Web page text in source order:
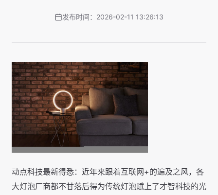
发布时间：2026-02-11 13:26:13
动点科技最新得悉：近年来跟着互联网+的遍及之风，各
大灯泡厂商都不甘落后得为传统灯泡赋上了才智科技的光